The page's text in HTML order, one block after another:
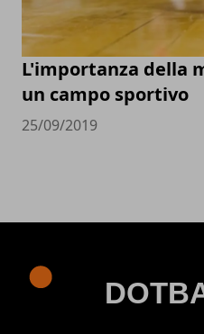
L'importanza della
un campo sportivo
25/09/2019